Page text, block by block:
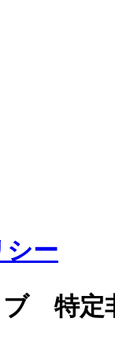
シー
特定